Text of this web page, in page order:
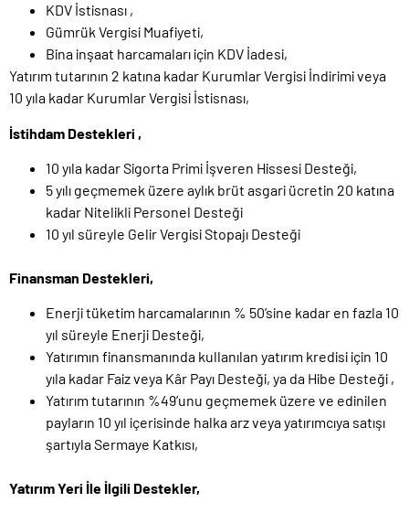
KDV İstisnası ,
Gümrük Vergisi Muafiyeti,
Bina inşaat harcamaları için KDV İadesi,
Yatırım tutarının 2 katına kadar Kurumlar Vergisi İndirimi veya
10 yıla kadar Kurumlar Vergisi İstisnası,
İstihdam Destekleri ,
10 yıla kadar Sigorta Primi İşveren Hissesi Desteği,
5 yılı geçmemek üzere aylık brüt asgari ücretin 20 katına
kadar Nitelikli Personel Desteği
10 yıl süreyle Gelir Vergisi Stopajı Desteği
Finansman Destekleri,
Enerji tüketim harcamalarının % 50’sine kadar en fazla 10
yıl süreyle Enerji Desteği,
Yatırımın finansmanında kullanılan yatırım kredisi için 10
yıla kadar Faiz veya Kâr Payı Desteği, ya da Hibe Desteği ,
Yatırım tutarının %49’unu geçmemek üzere ve edinilen
payların 10 yıl içerisinde halka arz veya yatırımcıya satışı
şartıyla Sermaye Katkısı,
Yatırım Yeri İle İlgili Destekler,